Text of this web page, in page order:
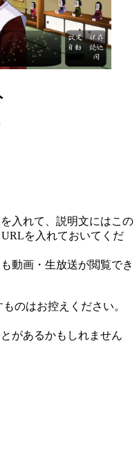
入れて、説明文にはこの
を入れておいてくだ
動画・生放送が閲覧でき
のはお控えください。
があるかもしれません